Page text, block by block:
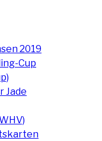
2019
Cup
Jade